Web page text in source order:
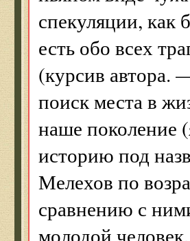
спекуляции, как
есть обо всех
(курсив автора.
поиск места в
наше поколение
историю под
Мелехов по
сравнению с
молодой